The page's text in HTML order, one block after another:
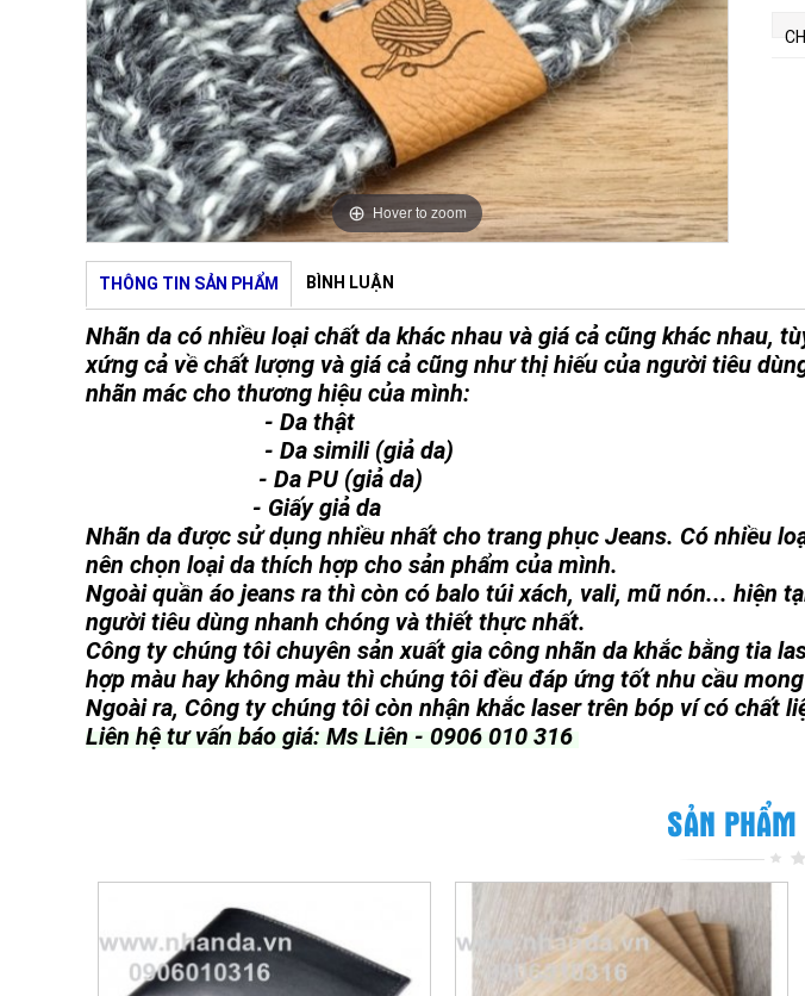
Hover to zoom
THÔNG TIN SẢN PHẨM BÌNH LUẬN
Nhãn da có nhiều loại chất da khác nhau và giá cả cũng khác nhau,
xứng cả về chất lượng và giá cả cũng như thị hiếu của người tiêu
nhãn mác cho thương hiệu của mình:
- Da thật
- Da simili (giả da)
- Da PU (giả da)
- Giấy giả da
Nhãn da được sử dụng nhiều nhất cho trang phục Jeans. Có nhiều
nên chọn loại da thích hợp cho sản phẩm của mình.
Ngoài quần áo jeans ra thì còn có balo túi xách, vali, mũ nón... hiện
người tiêu dùng nhanh chóng và thiết thực nhất.
Công ty chúng tôi chuyên sản xuất gia công nhãn da khắc bằng tia
hợp màu hay không màu thì chúng tôi đều đáp ứng tốt nhu cầu
Ngoài ra, Công ty chúng tôi còn nhận khắc laser trên bóp ví có chất
Liên hệ tư vấn báo giá: Ms Liên - 0906 010 316
SẢN PHẨM